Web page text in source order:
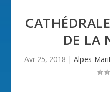
DE LA
Avr 25, 2018 | Alpes-